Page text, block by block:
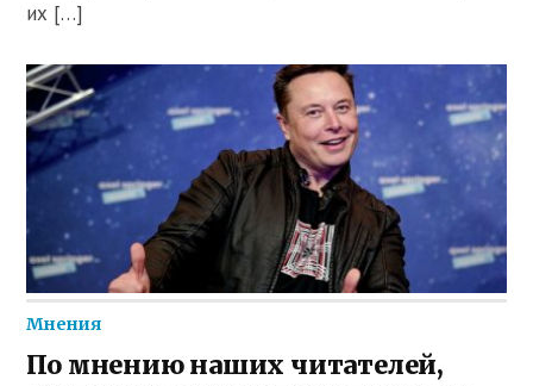
их […]
Мнения
По мнению наших читателей,